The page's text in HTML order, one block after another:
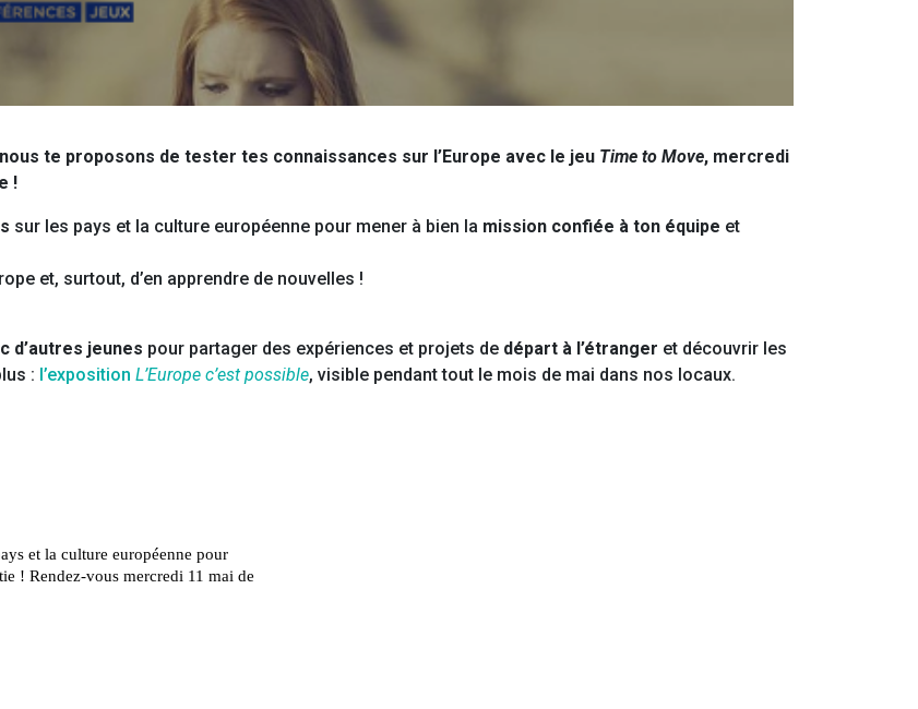
te proposons de tester tes connaissances sur l’Europe avec le jeu Time to Move, mercredi
!
sur les pays et la culture européenne pour mener à bien la mission confiée à ton équipe et
et, surtout, d’en apprendre de nouvelles !
d’autres jeunes pour partager des expériences et projets de départ à l’étranger et découvrir les
: l’exposition L’Europe c’est possible, visible pendant tout le mois de mai dans nos locaux.